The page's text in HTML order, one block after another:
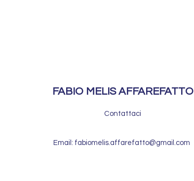
FABIO MELIS AFFAREFATTO
Contattaci
Email: fabiomelis.affarefatto@gmail.com